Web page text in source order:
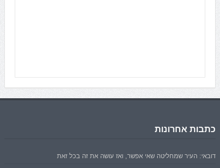
כתבות אחרונות
דובאי: העיר שמחליטה שאי אפשר, ואז עושה את זה בכל זאת